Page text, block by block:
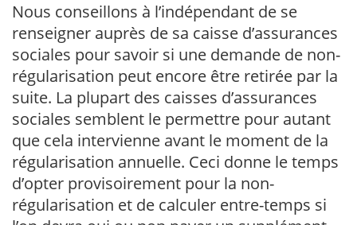
Nous conseillons à l’indépendant de se
renseigner auprès de sa caisse d’assurances
sociales pour savoir si une demande de non-
régularisation peut encore être retirée par la
suite. La plupart des caisses d’assurances
sociales semblent le permettre pour autant
que cela intervienne avant le moment de la
régularisation annuelle. Ceci donne le temps
d’opter provisoirement pour la non-
régularisation et de calculer entre-temps si